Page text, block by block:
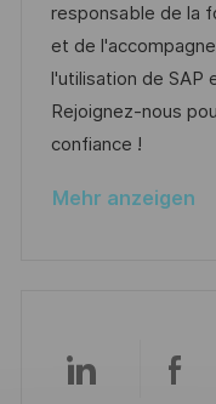
t
l
i
c
n
m
d
e
r
V
r
I
D
responsable de la
et de
l'utilisation de SAP
Rejoignez-nous
confiance !
Mehr anzeigen
Über